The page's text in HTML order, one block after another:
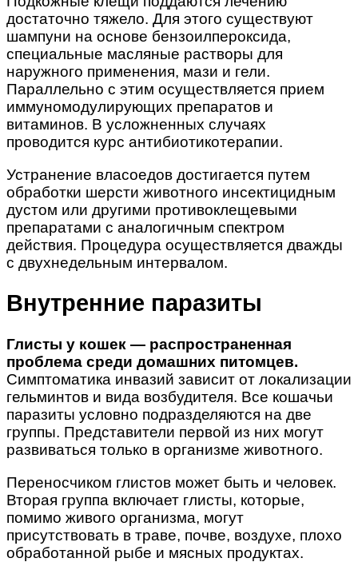
достаточно тяжело. Для этого существуют
шампуни на основе бензоилпероксида,
специальные масляные растворы для
наружного применения, мази и гели.
Параллельно с этим осуществляется прием
иммуномодулирующих препаратов и
витаминов. В усложненных случаях
проводится курс антибиотикотерапии.
Устранение власоедов достигается путем
обработки шерсти животного инсектицидным
дустом или другими противоклещевыми
препаратами с аналогичным спектром
действия. Процедура осуществляется дважды
с двухнедельным интервалом.
Внутренние паразиты
Глисты у кошек — распространенная
проблема среди домашних питомцев.
Симптоматика инвазий зависит от локализации
гельминтов и вида возбудителя. Все кошачьи
паразиты условно подразделяются на две
группы. Представители первой из них могут
развиваться только в организме животного.
Переносчиком глистов может быть и человек.
Вторая группа включает глисты, которые,
помимо живого организма, могут
присутствовать в траве, почве, воздухе, плохо
обработанной рыбе и мясных продуктах.